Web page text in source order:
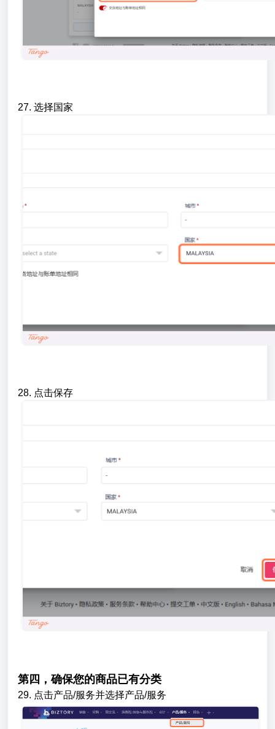
27. 选择国家
28. 点击保存
第四，确保您的商品已有分类
29. 点击产品/服务并选择产品/服务